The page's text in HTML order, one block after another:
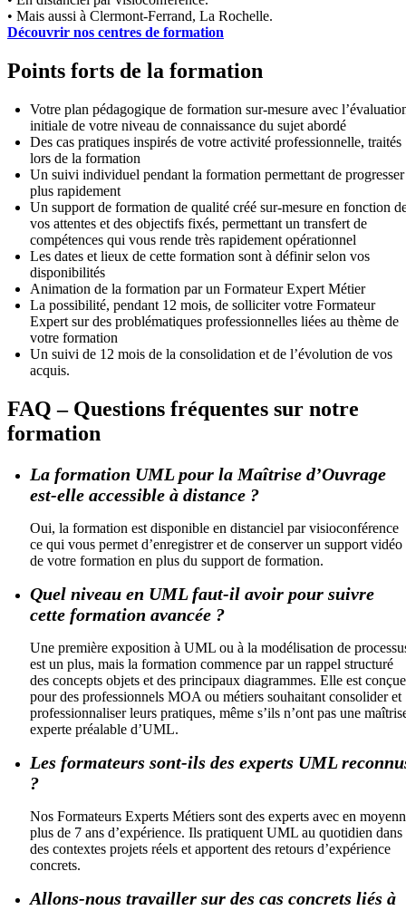
• Mais aussi à Clermont-Ferrand, La Rochelle.
Découvrir nos centres de formation
Points forts de la formation
Votre plan pédagogique de formation sur-mesure avec
initiale de votre niveau de connaissance du sujet abordé
Des cas pratiques inspirés de votre activité professionnelle, traités
lors de la formation
Un suivi individuel pendant la formation permettant de progresser
plus rapidement
Un support de formation de qualité créé sur-mesure en fonction
vos attentes et des objectifs fixés, permettant un transfert de
compétences qui vous rende très rapidement opérationnel
Les dates et lieux de cette formation sont à définir selon vos
disponibilités
Animation de la formation par un Formateur Expert Métier
La possibilité, pendant 12 mois, de solliciter votre Formateur
Expert sur des problématiques professionnelles liées au thème de
votre formation
Un suivi de 12 mois de la consolidation et de l’évolution de vos
acquis.
FAQ – Questions fréquentes sur notre
formation
La formation UML pour la Maîtrise d’Ouvrage
est-elle accessible à distance ?
Oui, la formation est disponible en distanciel par visioconférence
ce qui vous permet d’enregistrer et de conserver un support vidéo
de votre formation en plus du support de formation.
Quel niveau en UML faut-il avoir pour suivre
cette formation avancée ?
Une première exposition à UML ou à la modélisation de
est un plus, mais la formation commence par un rappel structuré
des concepts objets et des principaux diagrammes. Elle est conçue
pour des professionnels MOA ou métiers souhaitant consolider et
professionnaliser leurs pratiques, même s’ils n’ont pas une
experte préalable d’UML.
Les formateurs sont-ils des experts UML
?
Nos Formateurs Experts Métiers sont des experts avec en
plus de 7 ans d’expérience. Ils pratiquent UML au quotidien dans
des contextes projets réels et apportent des retours d’expérience
concrets.
Allons-nous travailler sur des cas concrets liés à